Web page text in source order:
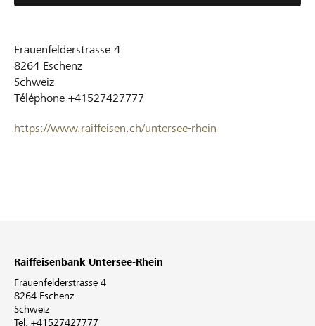
Frauenfelderstrasse 4
8264 Eschenz
Schweiz
Téléphone +41527427777
https://www.raiffeisen.ch/untersee-rhein
Raiffeisenbank Untersee-Rhein
Frauenfelderstrasse 4
8264 Eschenz
Schweiz
Tel. +41527427777